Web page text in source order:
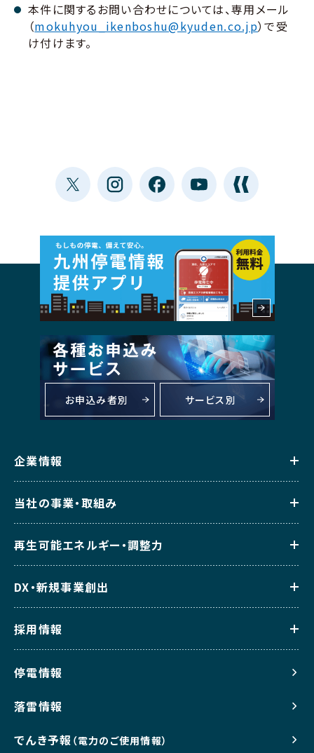
本件に関するお問い合わせについては、専用メール
（mokuhyou_ikenboshu@kyuden.co.jp）で受
け付けます。
お申込み者別 サービス別
企業情報
当社の事業・取組み
再生可能エネルギー・調整力
DX・新規事業創出
採用情報
停電情報
落雷情報
でんき予報 （電力のご使用情報）